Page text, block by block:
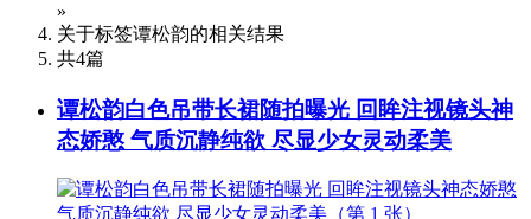
»
关于标签谭松韵的相关结果
共4篇
谭松韵白色吊带长裙随拍曝光 回眸注视镜头神
态娇憨 气质沉静纯欲 尽显少女灵动柔美